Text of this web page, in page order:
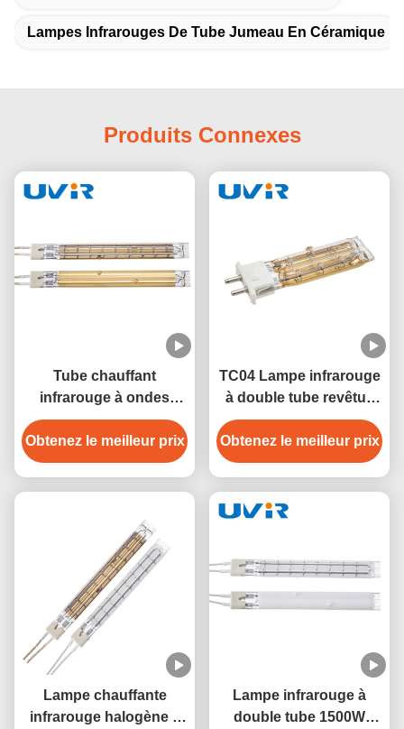
Lampes Infrarouges De Tube Jumeau En Céramique
Produits Connexes
Tube chauffant
infrarouge à ondes
courtes dorées de
3500W pour
équipement de séchage
Obtenez le meilleur prix
TC04 Lampe infrarouge
à double tube revêtue
d'or 450W 230V
Obtenez le meilleur prix
Lampe chauffante
infrarouge halogène à
Lampe infrarouge à
double tube 1500W